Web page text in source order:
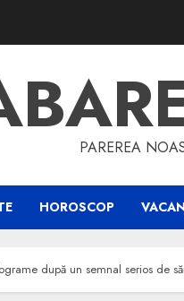
PAREREA
HOROSCOP
după un semnal serios de